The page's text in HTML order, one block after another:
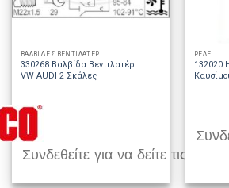
ΒΑΛΒΙΔΕΣ ΒΕΝΤΙΛΑΤΕΡ
330268 Βαλβίδα Βεντιλατέρ
VW AUDI 2 Σκάλες
Συνδεθείτε για να δείτε τις τιμές
ΡΕΛΕ
132020